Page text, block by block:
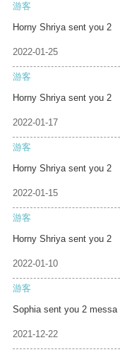
游客
Horny Shriya sent you 2
2022-01-25
游客
Horny Shriya sent you 2
2022-01-17
游客
Horny Shriya sent you 2
2022-01-15
游客
Horny Shriya sent you 2
2022-01-10
游客
Sophia sent you 2 messa
2021-12-22